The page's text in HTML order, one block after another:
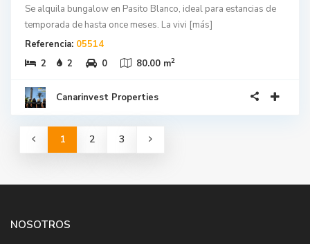
Se alquila bungalow en Pasito Blanco, ideal para estancias de
temporada de hasta once meses. La vivi [más]
Referencia: 05514
2
2 0 80.00 m2
Canarinvest Properties
1 2 3
NOSOTROS